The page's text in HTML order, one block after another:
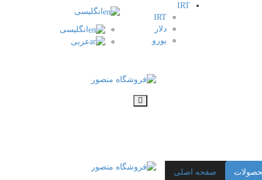
انگلیسی
انگلیسی
عربی
IRT
IRT
دلار
یورو
صفحه اصلی